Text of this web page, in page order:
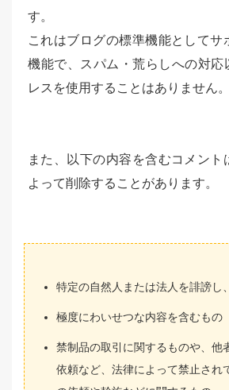
す。
これはブログの標準機能としてサ
機能で、スパム・荒らしへの対応
レスを使用することはありません。
また、以下の内容を含むコメント
よって削除することがあります。
特定の自然人または法人を誹謗し
極度にわいせつな内容を含むもの
禁制品の取引に関するものや、他
依頼など、法律によって禁止され